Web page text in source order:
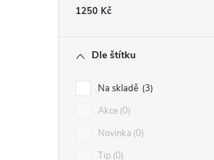
1250 Kč
Dle štítku
Na skladě 3
Akce 0
Novinka 0
Tip 0